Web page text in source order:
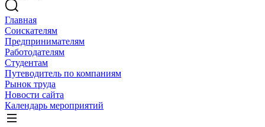
Главная
Соискателям
Предпринимателям
Работодателям
Студентам
Путеводитель по компаниям
Рынок труда
Новости сайта
Календарь мероприятий